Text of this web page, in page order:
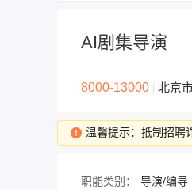
AI剧集导演
8000-13000 北京
温馨提示：抵制招聘
职能类别： 导演/编导